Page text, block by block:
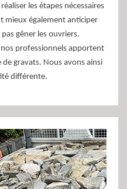
les étapes nécessaires
mieux également anticiper
gêner les ouvriers.
professionnels apportent
gravats. Nous avons ainsi
différente.